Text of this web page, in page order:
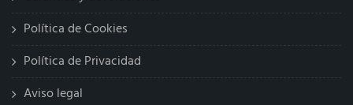
Política de Cookies
Política de Privacidad
Aviso legal